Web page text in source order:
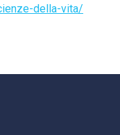
della-vita/